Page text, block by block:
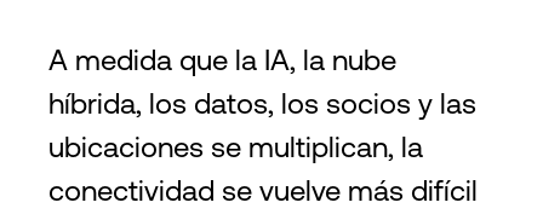
A medida que la IA, la nube
híbrida, los datos, los socios y las
ubicaciones se multiplican, la
conectividad se vuelve más difícil